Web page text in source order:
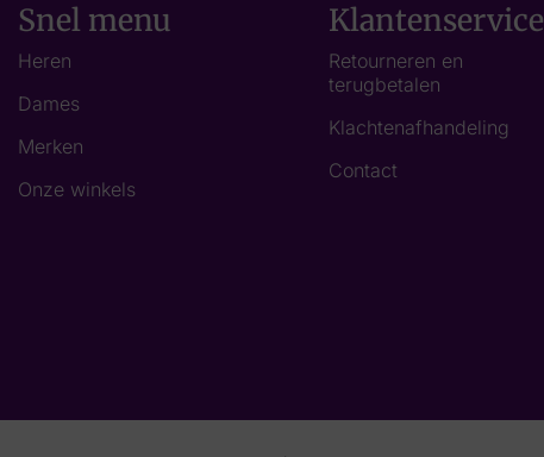
Snel menu
Heren
Dames
Merken
Onze winkels
Klantenservice
Retourneren en
terugbetalen
Klachtenafhandeling
Contact